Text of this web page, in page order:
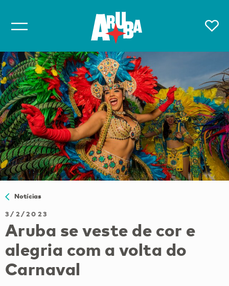
Notícias
3/2/2023
Aruba se veste de cor e
alegria com a volta do
Carnaval